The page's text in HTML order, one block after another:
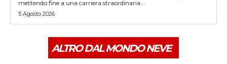
mettendo fine a una carriera straordinaria...
5 Agosto 2026
ALTRO DAL MONDO NEVE